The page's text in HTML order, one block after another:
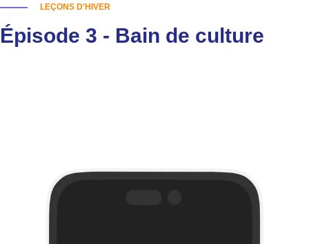
LEÇONS D'HIVER
Épisode 3 - Bain de culture